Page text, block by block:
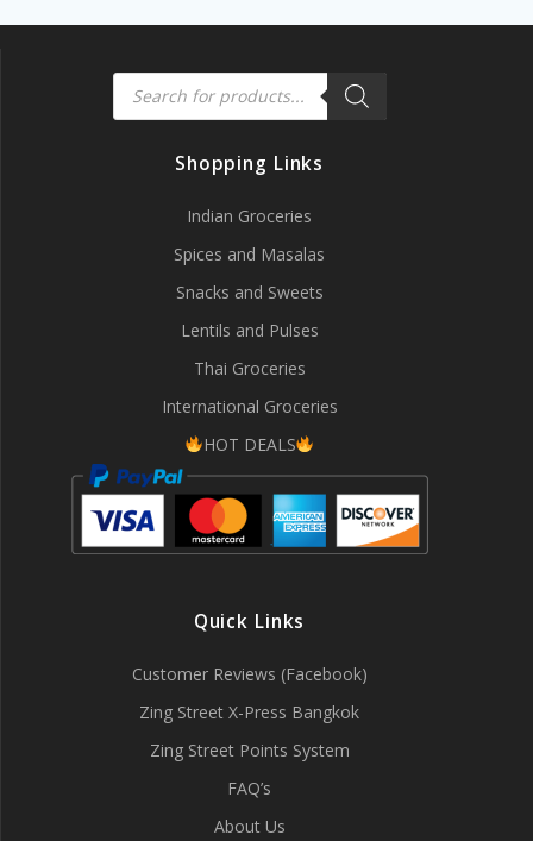
Products
search
Shopping Links
Indian Groceries
Spices and Masalas
Snacks and Sweets
Lentils and Pulses
Thai Groceries
International Groceries
HOT DEALS
Quick Links
Customer Reviews (Facebook)
Zing Street X-Press Bangkok
Zing Street Points System
FAQ’s
About Us